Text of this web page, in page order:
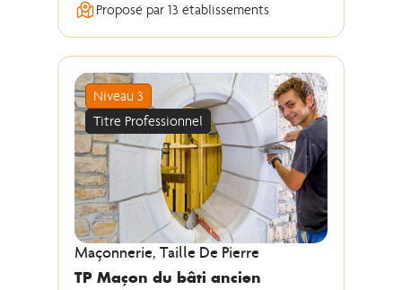
Proposé par 13 établissements
Niveau 3
Titre Professionnel
Maçonnerie, Taille De Pierre
TP Maçon du bâti ancien